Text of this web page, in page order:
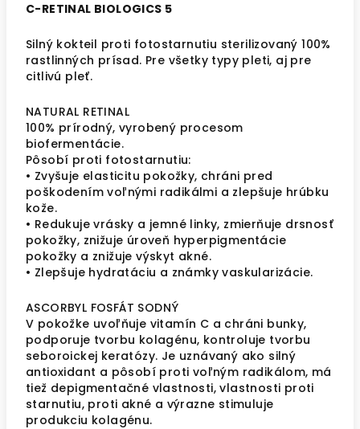
C-RETINAL BIOLOGICS 5
Silný kokteil proti fotostarnutiu sterilizovaný 100%
rastlinných prísad. Pre všetky typy pleti, aj pre
citlivú pleť.
NATURAL RETINAL
100% prírodný, vyrobený procesom
biofermentácie.
Pôsobí proti fotostarnutiu:
• Zvyšuje elasticitu pokožky, chráni pred
poškodením voľnými radikálmi a zlepšuje hrúbku
kože.
• Redukuje vrásky a jemné linky, zmierňuje drsnosť
pokožky, znižuje úroveň hyperpigmentácie
pokožky a znižuje výskyt akné.
• Zlepšuje hydratáciu a známky vaskularizácie.
ASCORBYL FOSFÁT SODNÝ
V pokožke uvoľňuje vitamín C a chráni bunky,
podporuje tvorbu kolagénu, kontroluje tvorbu
seboroickej keratózy. Je uznávaný ako silný
antioxidant a pôsobí proti voľným radikálom, má
tiež depigmentačné vlastnosti, vlastnosti proti
starnutiu, proti akné a výrazne stimuluje
produkciu kolagénu.